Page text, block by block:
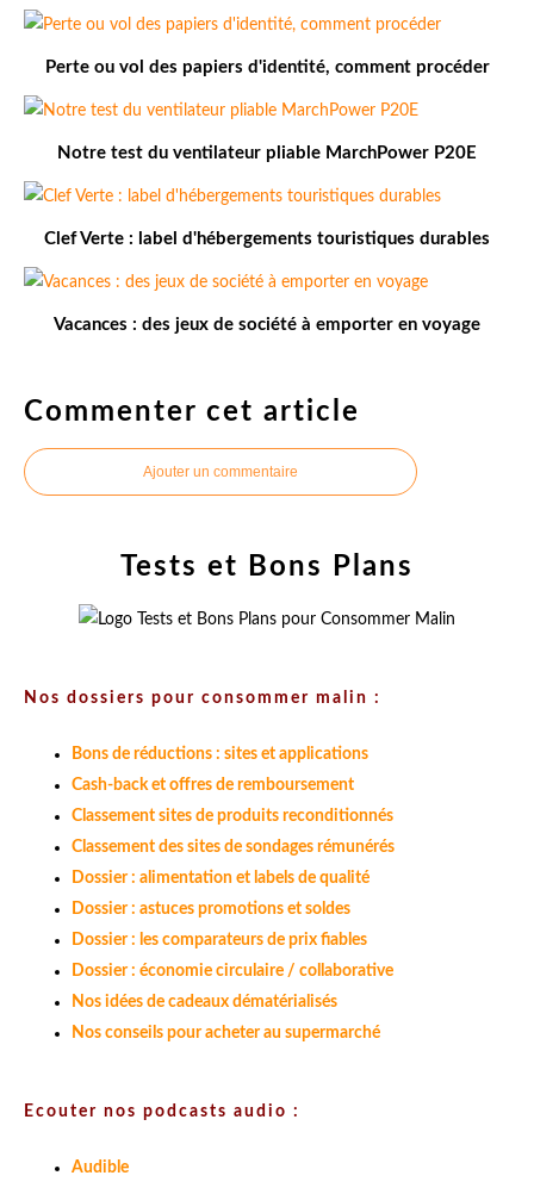
Perte ou vol des papiers d'identité, comment procéder
Notre test du ventilateur pliable MarchPower P20E
Clef Verte : label d'hébergements touristiques durables
Vacances : des jeux de société à emporter en voyage
Commenter cet article
Ajouter un commentaire
Tests et Bons Plans
Nos dossiers pour consommer malin :
Bons de réductions : sites et applications
Cash-back et offres de remboursement
Classement sites de produits reconditionnés
Classement des sites de sondages rémunérés
Dossier : alimentation et labels de qualité
Dossier : astuces promotions et soldes
Dossier : les comparateurs de prix fiables
Dossier : économie circulaire / collaborative
Nos idées de cadeaux dématérialisés
Nos conseils pour acheter au supermarché
Ecouter nos podcasts audio :
Audible